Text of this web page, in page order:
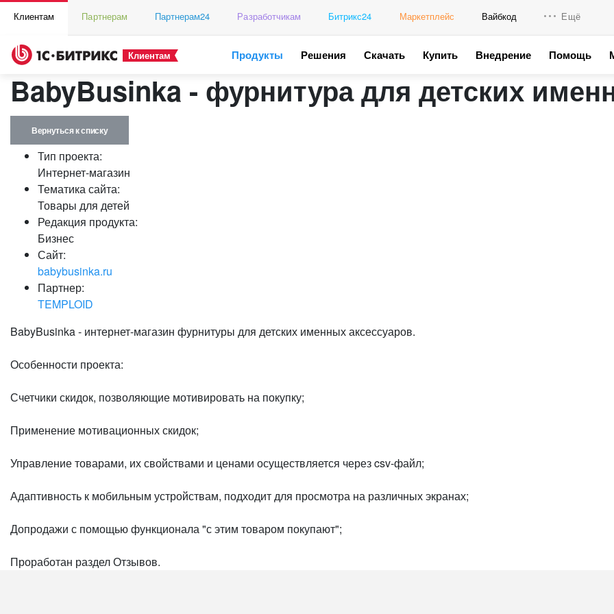
Клиентам Партнерам Партнерам24 Разработчикам Битрикс24 Маркетплейс Вайбкод Ещё
Клиентам Продукты Решения Скачать Купить Внедрение Помощь
BabyBusinka - фурнитура для детских
Вернуться к списку
Тип проекта:
Интернет-магазин
Тематика сайта:
Товары для детей
Редакция продукта:
Бизнес
Сайт:
babybusinka.ru
Партнер:
TEMPLOID
BabyBusinka - интернет-магазин фурнитуры для детских именных аксессуаров.
Особенности проекта:
Счетчики скидок, позволяющие мотивировать на покупку;
Применение мотивационных скидок;
Управление товарами, их свойствами и ценами осуществляется через csv-файл;
Адаптивность к мобильным устройствам, подходит для просмотра на различных экранах;
Допродажи с помощью функционала "с этим товаром покупают";
Проработан раздел Отзывов.